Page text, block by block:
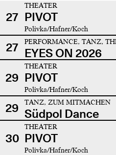
27
THEATER
PIVOT
Polivka/Hafner/Koch
27 PERFORMANCE, TANZ,
EYES ON 2026
29
THEATER
PIVOT
Polivka/Hafner/Koch
29 TANZ, ZUM MITMACHEN
Südpol Dance
30
THEATER
PIVOT
Polivka/Hafner/Koch